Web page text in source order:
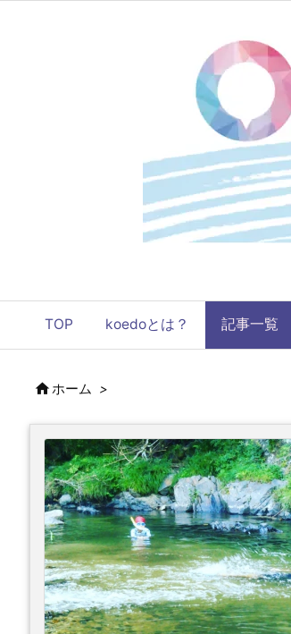
TOP koedoとは？ 記事一覧
ホーム >